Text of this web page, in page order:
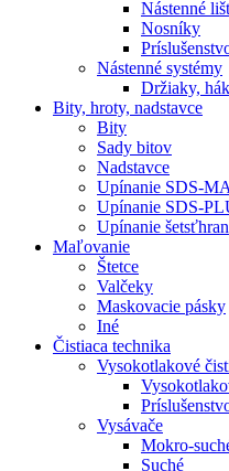
Nástenné
Nosníky
Nástenné systémy
Držiaky,
Bity, hroty, nadstavce
Bity
Sady bitov
Nadstavce
Upínanie SDS-
Upínanie SDS-
Upínanie šetsťhran
Maľovanie
Štetce
Valčeky
Maskovacie pásky
Iné
Čistiaca technika
Vysokotlakové
Vysávače
Mokro-
Suché